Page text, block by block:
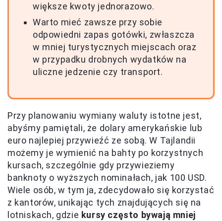
większe kwoty jednorazowo.
Warto mieć zawsze przy sobie
odpowiedni zapas gotówki, zwłaszcza
w mniej turystycznych miejscach oraz
w przypadku drobnych wydatków na
uliczne jedzenie czy transport.
Przy planowaniu wymiany waluty istotne jest,
abyśmy pamiętali, że dolary amerykańskie lub
euro najlepiej przywieźć ze sobą. W Tajlandii
możemy je wymienić na bahty po korzystnych
kursach, szczególnie gdy przywieziemy
banknoty o wyższych nominałach, jak 100 USD.
Wiele osób, w tym ja, zdecydowało się korzystać
z kantorów, unikając tych znajdujących się na
lotniskach, gdzie kursy często bywają mniej